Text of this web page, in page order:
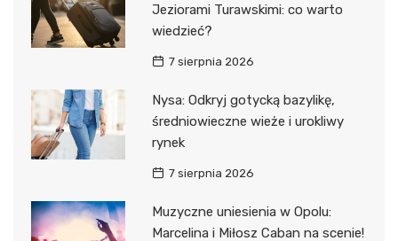
Jeziorami Turawskimi: co warto
wiedzieć?
7 sierpnia 2026
Nysa: Odkryj gotycką bazylikę,
średniowieczne wieże i urokliwy
rynek
7 sierpnia 2026
Muzyczne uniesienia w Opolu:
Marcelina i Miłosz Caban na scenie!